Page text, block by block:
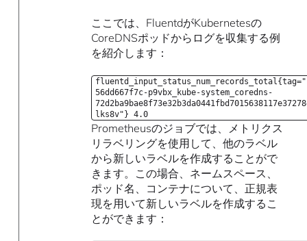
ここでは、FluentdがKubernetesの
CoreDNSポッドからログを収集する例
を紹介します：
56dd667f7c-p9vbx_kube-system_coredns-
lks8v"} 4.0
Prometheusのジョブでは、メトリクス
リラベリングを使用して、他のラベル
から新しいラベルを作成することがで
きます。この場合、ネームスペース、
ポッド名、コンテナについて、正規表
現を用いて新しいラベルを作成するこ
とができます：